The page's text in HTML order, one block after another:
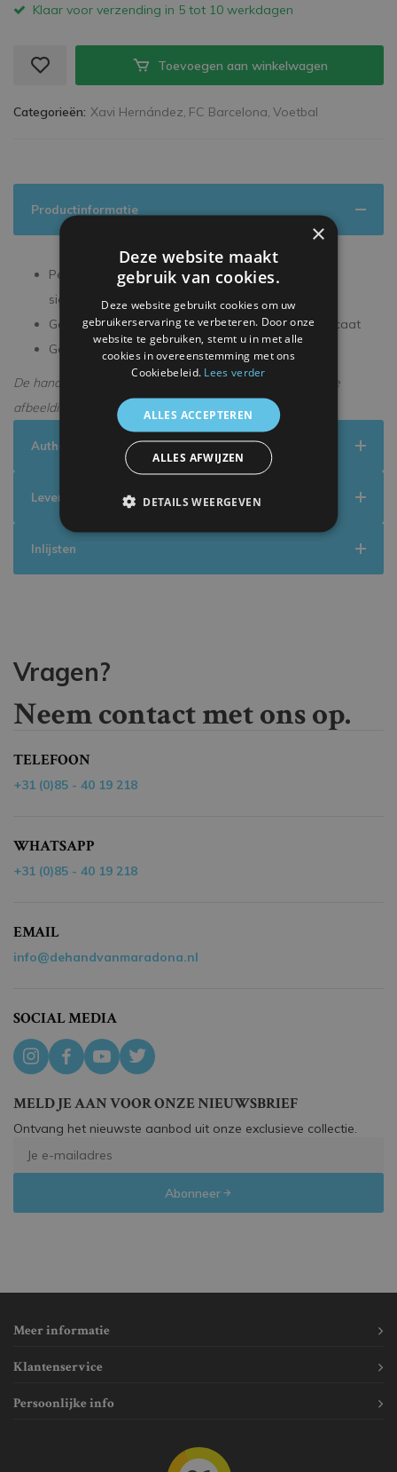
Klaar voor verzending in 5 tot 10 werkdagen
Toevoegen aan winkelwagen
Categorieën: Xavi Hernández, FC Barcelona, Voetbal
Productinformatie
Persoonlijk gesigneerd tijdens een exclusieve
signeersessie
Geleverd met een officieel ICONS echtheidscertificaat
Geleverd in een premium verpakking
De handtekening kan enigszins afwijken van de getoonde
afbeelding.
Authenticiteit
Levering
Inlijsten
Vragen?
Neem contact met ons op.
TELEFOON
+31 (0)85 - 40 19 218
WHATSAPP
+31 (0)85 - 40 19 218
EMAIL
info@dehandvanmaradona.nl
SOCIAL MEDIA
MELD JE AAN VOOR ONZE NIEUWSBRIEF
Ontvang het nieuwste aanbod uit onze exclusieve collectie.
Abonneer
Meer informatie
Klantenservice
Persoonlijke info
×
Deze website maakt
gebruik van cookies.
Deze website gebruikt cookies om uw
gebruikerservaring te verbeteren. Door onze
website te gebruiken, stemt u in met alle
cookies in overeenstemming met ons
Cookiebeleid. Lees verder
ALLES ACCEPTEREN
ALLES AFWIJZEN
DETAILS WEERGEVEN